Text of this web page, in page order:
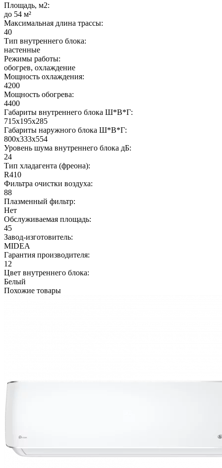
Площадь, м2:
до 54 м²
Максимальная длина трассы:
40
Тип внутреннего блока:
настенные
Режимы работы:
обогрев, охлаждение
Мощность охлаждения:
4200
Мощность обогрева:
4400
Габариты внутреннего блока Ш*В*Г:
715x195x285
Габариты наружного блока Ш*В*Г:
800x333x554
Уровень шума внутреннего блока дБ:
24
Тип хладагента (фреона):
R410
Фильтра очистки воздуха:
88
Плазменный фильтр:
Нет
Обслуживаемая площадь:
45
Завод-изготовитель:
MIDEA
Гарантия производителя:
12
Цвет внутреннего блока:
Белый
Похожие товары